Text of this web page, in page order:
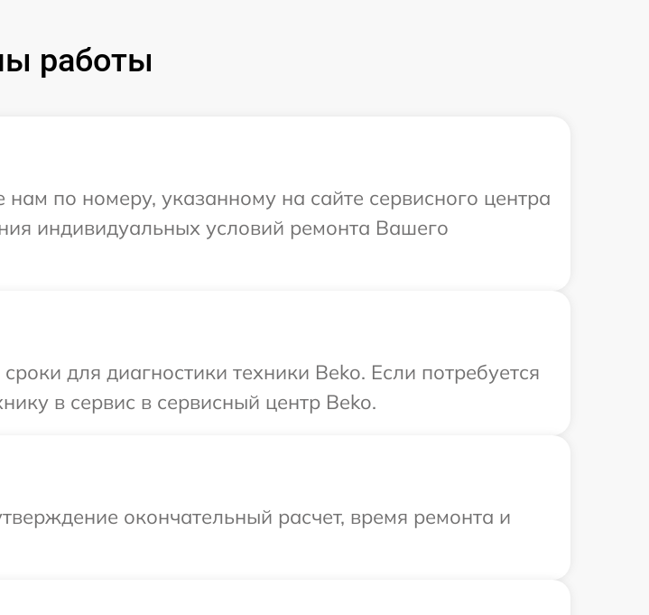
работы
по номеру, указанному на сайте сервисного центра
индивидуальных условий ремонта Вашего
для диагностики техники Beko. Если потребуется
в сервис в сервисный центр Beko.
окончательный расчет, время ремонта и